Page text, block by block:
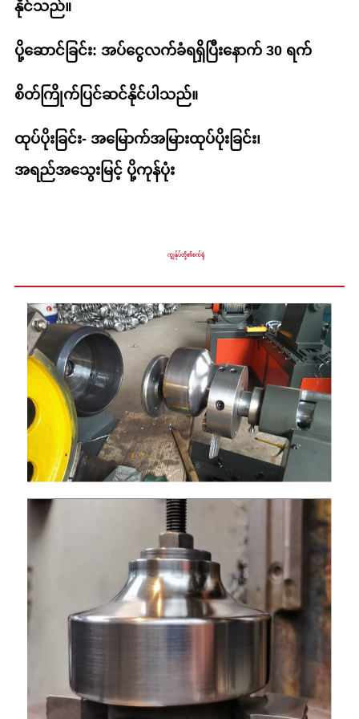
နိုင်သည်။
ပို့ဆောင်ခြင်း: အပ်ငွေလက်ခံရရှိပြီးနောက် 30 ရက်
စိတ်ကြိုက်ပြင်ဆင်နိုင်ပါသည်။
ထုပ်ပိုးခြင်း- အမြောက်အမြားထုပ်ပိုးခြင်း၊
အရည်အသွေးမြင့် ပို့ကုန်ပုံး
ကျွန်ုပ်တို့၏စက်ရုံ